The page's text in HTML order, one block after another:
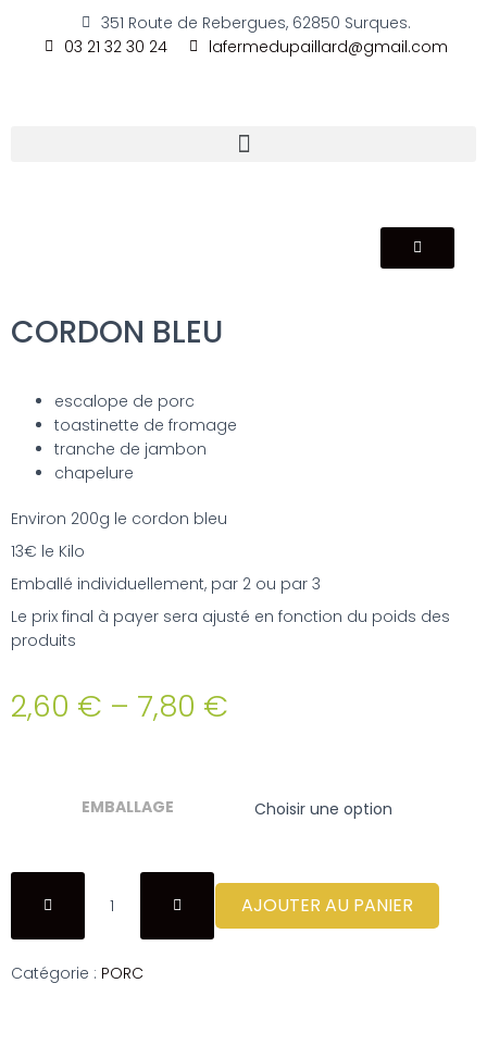
351 Route de Rebergues, 62850 Surques.
03 21 32 30 24
lafermedupaillard@gmail.com
CORDON BLEU
escalope de porc
toastinette de fromage
tranche de jambon
chapelure
Environ 200g le cordon bleu
13€ le Kilo
Emballé individuellement, par 2 ou par 3
Le prix final à payer sera ajusté en fonction du poids des
produits
2,60 € – 7,80 €
EMBALLAGE
AJOUTER AU PANIER
Catégorie : PORC